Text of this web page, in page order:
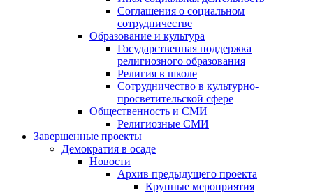
Соглашения о социальном
сотрудничестве
Образование и культура
Государственная поддержка
религиозного образования
Религия в школе
Сотрудничество в культурно-
просветительской сфере
Общественность и СМИ
Религиозные СМИ
Завершенные проекты
Демократия в осаде
Новости
Архив предыдущего проекта
Крупные мероприятия